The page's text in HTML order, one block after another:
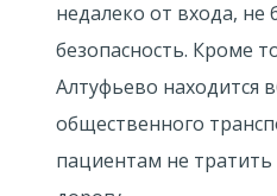
недалеко от входа, не
безопасность. Кроме
Алтуфьево находится
общественного
пациентам не